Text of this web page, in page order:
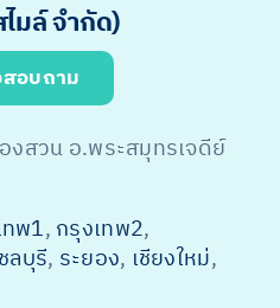
มล์ จำกัด)
อบถาม
สวน อ.พระสมุทรเจดีย์
พ1, กรุงเทพ2,
ชลบุรี, ระยอง, เชียงใหม่,